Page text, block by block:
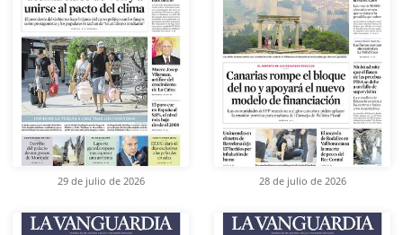
29 de julio de 2026 28 de julio de 2026